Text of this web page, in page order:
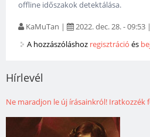
offline időszakok detektálása.
KaMuTan | 2022. dec. 28. - 09:53 |
A hozzászóláshoz regisztráció és
Hírlevél
Ne maradjon le új írásainkról! Iratkozzék